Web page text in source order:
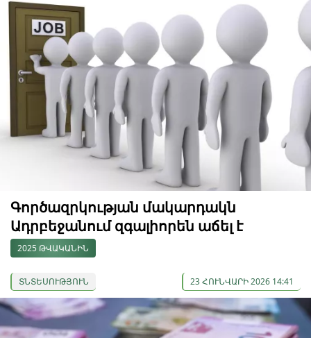
Գործազրկության մակարդակն
Ադրբեջանում զգալիորեն աճել է
2025 ԹՎԱԿԱՆԻՆ
ՏՆՏԵՍՈՒԹՅՈՒՆ 23 ՀՈՒՆՎԱՐԻ 2026 14:41